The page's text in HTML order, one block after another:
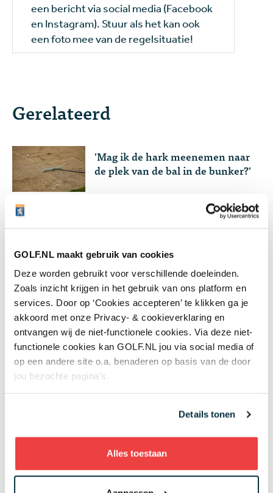
GOLF.NL maakt gebruik van cookies
Deze worden gebruikt voor verschillende doeleinden.
Zoals inzicht krijgen in het gebruik van ons platform en
services. Door op ‘Cookies accepteren’ te klikken ga je
akkoord met onze Privacy- & cookieverklaring en
ontvangen wij de niet-functionele cookies. Via deze niet-
functionele cookies kan GOLF.NL jou via social media of
op een andere site o.a. benaderen op basis van de door
jou bezochte pagina’s.
Details tonen
Alles toestaan
een bericht via social media (Facebook
en Instagram). Stuur als het kan ook
een foto mee van de regelsituatie!
Gerelateerd
'Mag ik de hark meenemen naar
de plek van de bal in de bunker?'
Deze 7 golfregels worden door
Lees meer over
Golfregels
Net binnen
02:00
Princenbosch: 'Het verhaal van groen naar geel